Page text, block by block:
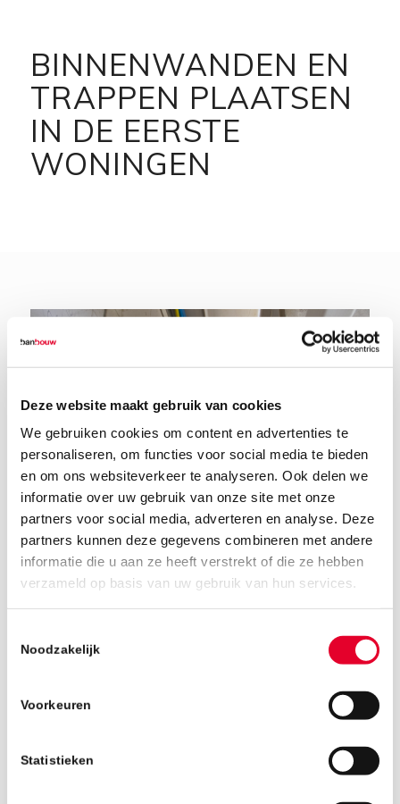
Deze website maakt gebruik van cookies
We gebruiken cookies om content en advertenties te
personaliseren, om functies voor social media te bieden
en om ons websiteverkeer te analyseren. Ook delen we
informatie over uw gebruik van onze site met onze
partners voor social media, adverteren en analyse. Deze
partners kunnen deze gegevens combineren met andere
informatie die u aan ze heeft verstrekt of die ze hebben
verzameld op basis van uw gebruik van hun services.
Noodzakelijk
Voorkeuren
Statistieken
BINNENWANDEN EN
TRAPPEN PLAATSEN
IN DE EERSTE
WONINGEN
6 september 2019